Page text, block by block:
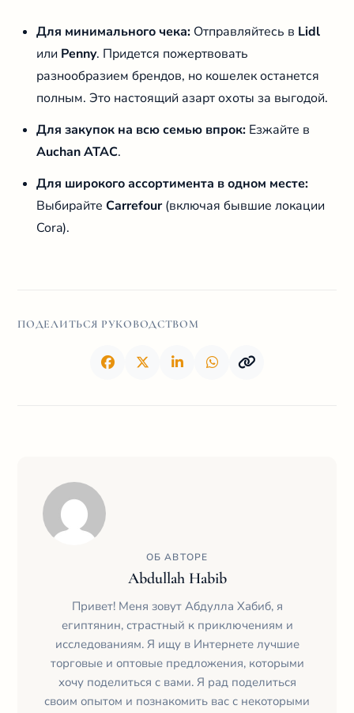
Для минимального чека: Отправляйтесь в Lidl
или Penny. Придется пожертвовать
разнообразием брендов, но кошелек останется
полным. Это настоящий азарт охоты за выгодой.
Для закупок на всю семью впрок: Езжайте в
Auchan ATAC.
Для широкого ассортимента в одном месте:
ВыбирайтеCarrefour(включая бывшие локации
Cora).
ПОДЕЛИТЬСЯ РУКОВОДСТВОМ
ОБ АВТОРЕ
Abdullah Habib
Привет! Меня зовут Абдулла Хабиб, я
египтянин, страстный к приключениям и
исследованиям. Я ищу в Интернете лучшие
торговые и оптовые предложения, которыми
хочу поделиться с вами. Я рад поделиться
своим опытом и познакомить вас с некоторыми